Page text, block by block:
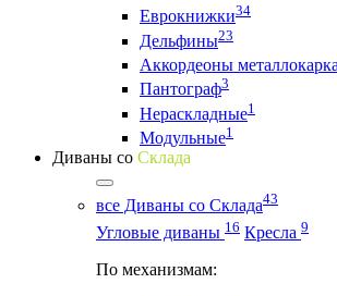
Еврокнижки34
Дельфины23
Аккордеоны
Пантограф3
Нераскладные1
Модульные1
Диваны со Склада
все Диваны со Склада43
Угловые диваны 16 Кресла 9
По механизмам: